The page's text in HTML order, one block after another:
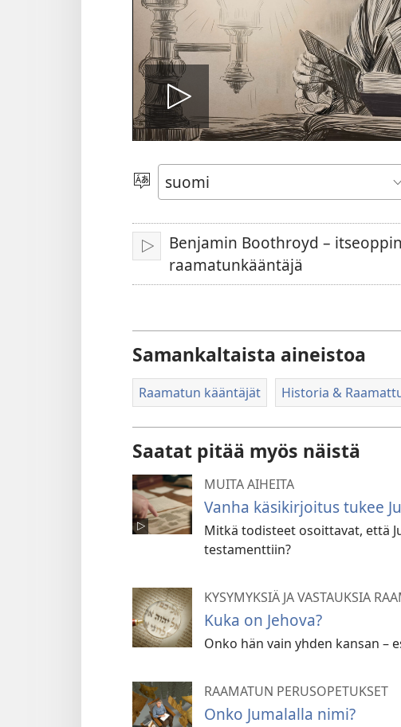
Toista
video
Valitse
kieli
Toista
Benjamin Boothroyd –
raamatunkääntäjä
Samankaltaista aineistoa
Raamatun kääntäjät Historia &
Saatat pitää myös näistä
MUITA AIHEITA
Vanha käsikirjoitus tukee
Mitkä todisteet osoittavat, että
testamenttiin?
KYSYMYKSIÄ JA VASTAUKSIA
Kuka on Jehova?
Onko hän vain yhden kansan –
RAAMATUN PERUSOPETUKSET
Onko Jumalalla nimi?